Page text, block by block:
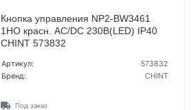
Кнопка управления NP2-BW3461
1НО красн. AC/DC 230В(LED) IP40
CHINT 573832
Артикул:
573832
Бренд:
CHINT
Под заказ